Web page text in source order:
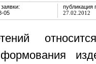
05
публикация
27.02.2012